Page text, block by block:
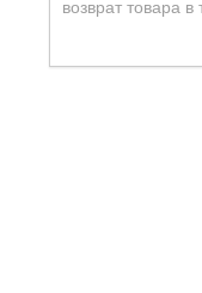
возврат товара